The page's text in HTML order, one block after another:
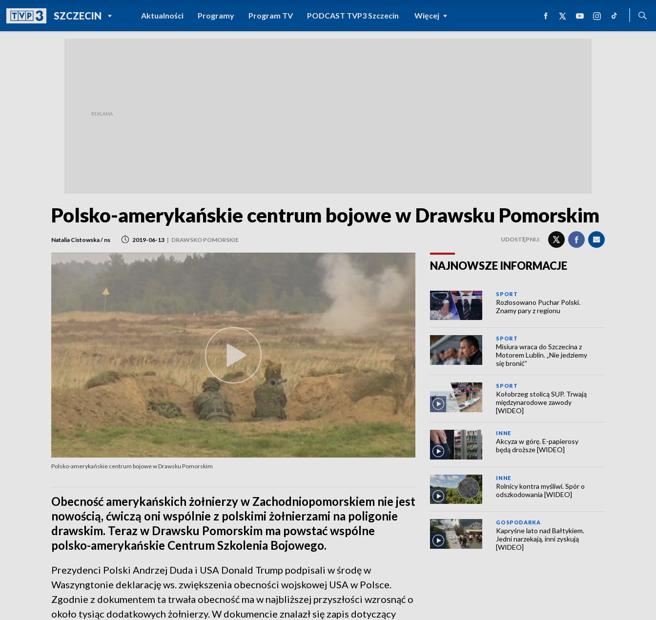
SZCZECINPOWRÓT DO
TVP REGIONY
Aktualności Programy Program TV PODCAST TVP3 Szczecin Więcej
Polsko-amerykańskie centrum bojowe w Drawsku Pomorskim
Natalia Cistowska / ns 2019-06-13 | DRAWSKO POMORSKIE UDOSTĘPNIJ:
Polsko-amerykańskie centrum bojowe w Drawsku Pomorskim
Obecność amerykańskich żołnierzy w Zachodniopomorskiem nie jest
nowością, ćwiczą oni wspólnie z polskimi żołnierzami na poligonie
drawskim. Teraz w Drawsku Pomorskim ma powstać wspólne
polsko-amerykańskie Centrum Szkolenia Bojowego.
Prezydenci Polski Andrzej Duda i USA Donald Trump podpisali w środę w
Waszyngtonie deklarację ws. zwiększenia obecności wojskowej USA w Polsce.
Zgodnie z dokumentem ta trwała obecność ma w najbliższej przyszłości wzrosnąć o
około tysiąc dodatkowych żołnierzy. W dokumencie znalazł się zapis dotyczący
NAJNOWSZE INFORMACJE
SPORT
Rozlosowano Puchar Polski.
Znamy pary z regionu
SPORT
Misiura wraca do Szczecina z
Motorem Lublin. „Nie jedziemy
się bronić”
SPORT
Kołobrzeg stolicą SUP. Trwają
międzynarodowe zawody
[WIDEO]
INNE
Akcyza w górę. E-papierosy
będą droższe [WIDEO]
INNE
Rolnicy kontra myśliwi. Spór o
odszkodowania [WIDEO]
GOSPODARKA
Kapryśne lato nad Bałtykiem.
Jedni narzekają, inni zyskują
[WIDEO]